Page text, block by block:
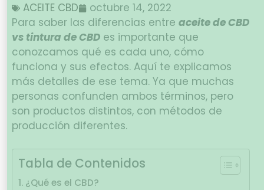
ACEITE CBD
octubre 14, 2022
Para saber las diferencias entre aceite de CBD
vs tintura de CBD es importante que
conozcamos qué es cada uno, cómo
funciona y sus efectos. Aquí te explicamos
más detalles de ese tema. Ya que muchas
personas confunden ambos términos, pero
son productos distintos, con métodos de
producción diferentes.
Tabla de Contenidos
¿Qué es el CBD?